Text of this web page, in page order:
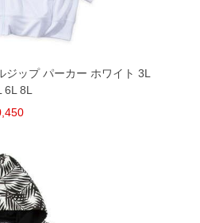
ップ パーカー ホワイト 3L
6L 8L